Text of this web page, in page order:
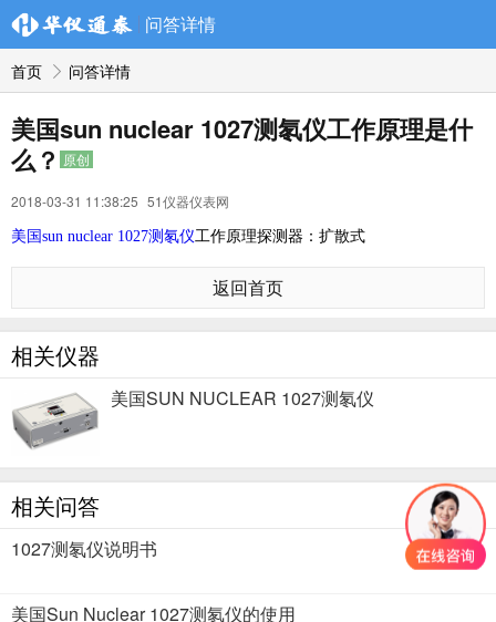
问答详情
首页 问答详情
美国sun nuclear 1027测氡仪工作原理是什
么？ 原创
2018-03-31 11:38:25 51仪器仪表网
美国sun nuclear 1027测氡仪工作原理探测器：扩散式
返回首页
相关仪器
美国SUN NUCLEAR 1027测氡仪
相关问答
1027测氡仪说明书
美国Sun Nuclear 1027测氡仪的使用